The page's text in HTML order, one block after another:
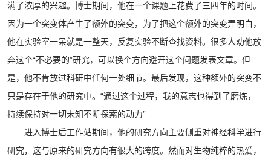
满了浓厚的兴趣。博士期间，他在一个课题上花费了三四年的时间。
因为一个突变体产生了额外的突变，为了把这个额外的突变弄明白，
他在实验室一呆就是一整天，反复实验不断查找资料。很多人劝他放
弃这个“不必要的”研究，可以换个方向避开这个问题发表文章。但
是，他不肯放过科研中任何一处细节。最后发现，这种额外的突变不
只是存在于他的研究中。“通过这个过程，我的意志也得到了磨炼，
持续保持对一切未知不断探索的动力”
进入博士后工作站期间，他的研究方向主要侧重对神经科学进行
研究，这与原来的研究方向有很大的跨度。然而对生物纯粹的热爱，